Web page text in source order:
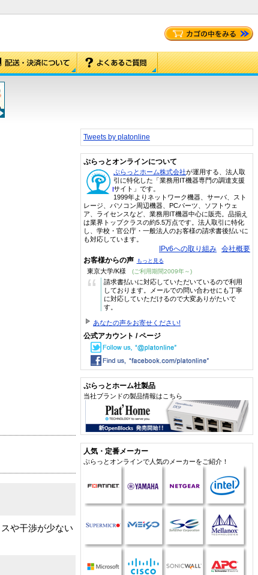
や干渉が少ない
Tweets by platonline
ぷらっとオンラインについて
ぷらっとホーム株式会社が運用する、法人取
引に特化した「業務用IT機器専門の調達支援
サイト」です。
1999年よりネットワーク機器、サーバ、スト
レージ、パソコン周辺機器、PCパーツ、ソフトウェ
ア、ライセンスなど、業務用IT機器中心に販売。品揃え
は業界トップクラスの約5.5万点です。法人取引に特化
し、学校・官公庁・一般法人のお客様の請求書後払いに
も対応しています。
IPv6への取り組み 会社概要
お客様からの声 もっと見る
東京大学/K様 (ご利用期間2009年～)
“
請求書払いに対応していただいているので利用
しております。メールでの問い合わせにも丁寧
に対応していただけるので大変ありがたいで
す。
あなたの声をお寄せください!
公式アカウント / ページ
ぷらっとホーム社製品
当社ブランドの製品情報はこちら
人気・定番メーカー
ぷらっとオンラインで人気のメーカーをご紹介！